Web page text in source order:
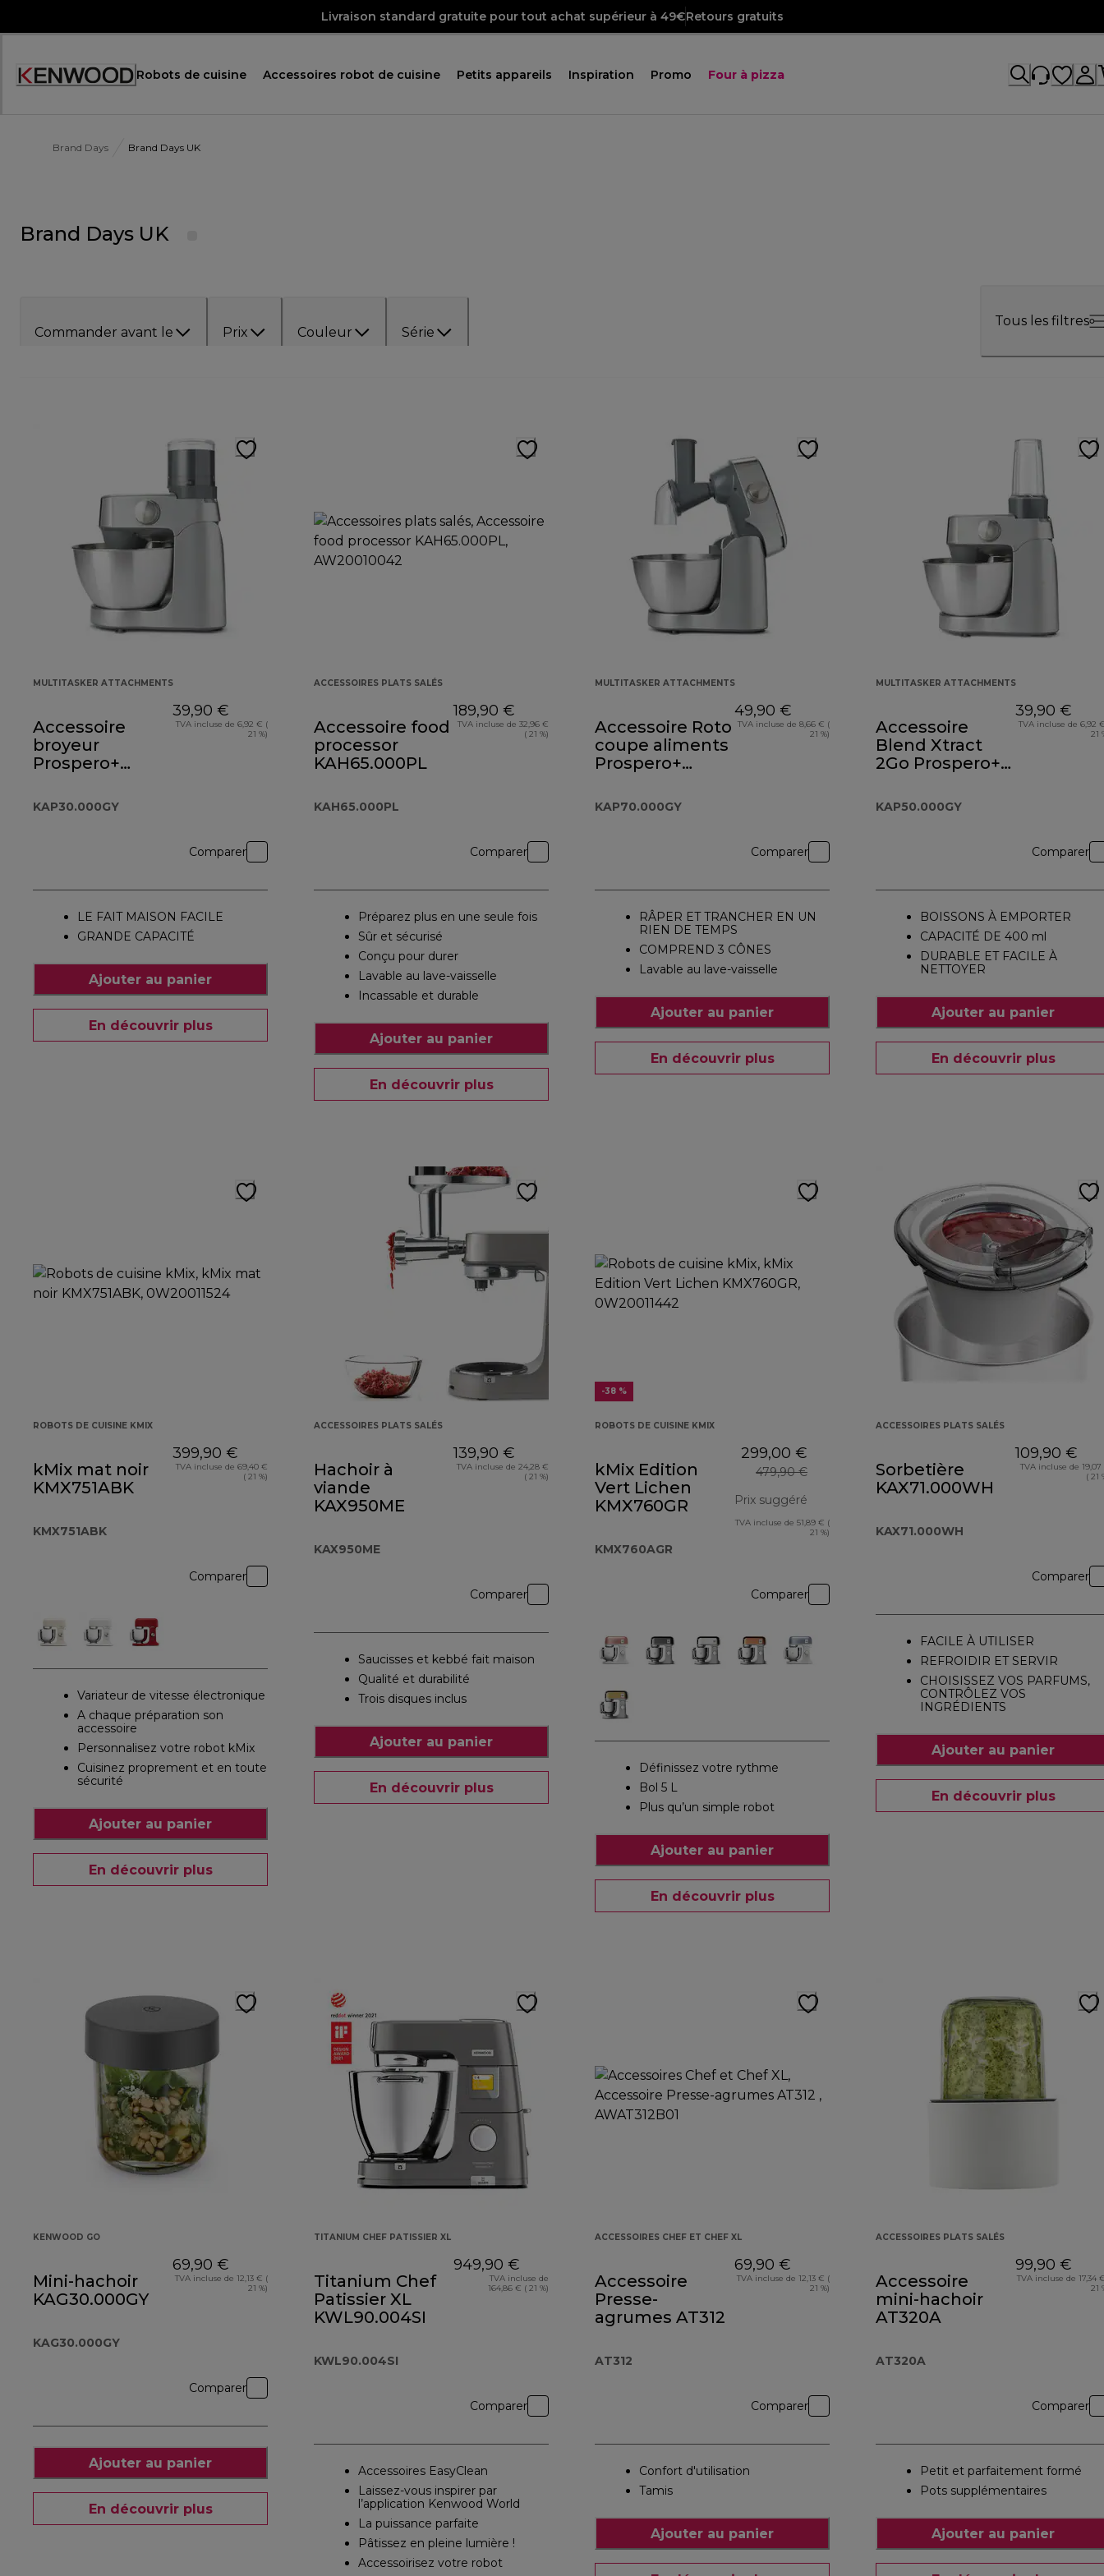
Livraison standard gratuite pour tout achat supérieur à 49€Retours gratuits
Accessibility
Robots de cuisine Accessoires robot de cuisine Petits appareils Inspiration Promo Four à pizza
Brand Days Brand Days UK
Brand Days UK
Commander avant le Prix Couleur Série
Tous les filtres
MULTITASKER ATTACHMENTS
Accessoire
broyeur
Prospero+
KAP30.000GY
39,90 €
TVA incluse de 6,92 € (
21 %)
Comparer
LE FAIT MAISON FACILE
GRANDE CAPACITÉ
Ajouter au panier
En découvrir plus
ACCESSOIRES PLATS SALÉS
Accessoire food
processor
KAH65.000PL
KAH65.000PL
189,90 €
TVA incluse de 32,96 €
( 21 %)
Comparer
Préparez plus en une seule fois
Sûr et sécurisé
Conçu pour durer
Lavable au lave-vaisselle
Incassable et durable
Ajouter au panier
En découvrir plus
MULTITASKER ATTACHMENTS
Accessoire Roto
coupe aliments
Prospero+
KAP70.000GY
49,90 €
TVA incluse de 8,66 € (
21 %)
Comparer
RÂPER ET TRANCHER EN UN
RIEN DE TEMPS
COMPREND 3 CÔNES
Lavable au lave-vaisselle
Ajouter au panier
En découvrir plus
MULTITASKER ATTACHMENTS
Accessoire
Blend Xtract
2Go Prospero+
KAP50.000GY
39,90 €
TVA incluse de 6,92
21
Comparer
BOISSONS À EMPORTER
CAPACITÉ DE 400 ml
DURABLE ET FACILE À
NETTOYER
Ajouter au panier
En découvrir plus
ROBOTS DE CUISINE KMIX
kMix mat noir
KMX751ABK
KMX751ABK
399,90 €
TVA incluse de 69,40 €
( 21 %)
Comparer
Variateur de vitesse électronique
A chaque préparation son
accessoire
Personnalisez votre robot kMix
Cuisinez proprement et en toute
sécurité
Ajouter au panier
En découvrir plus
ACCESSOIRES PLATS SALÉS
Hachoir à
viande
KAX950ME
KAX950ME
139,90 €
TVA incluse de 24,28 €
( 21 %)
Comparer
Saucisses et kebbé fait maison
Qualité et durabilité
Trois disques inclus
Ajouter au panier
En découvrir plus
-38 %
ROBOTS DE CUISINE KMIX
kMix Edition
Vert Lichen
KMX760GR
KMX760AGR
299,00 €
479,90 €
Prix suggéré
prix original 479,90 €
TVA incluse de 51,89 € (
21 %)
Comparer
Définissez votre rythme
Bol 5 L
Plus qu’un simple robot
Ajouter au panier
En découvrir plus
ACCESSOIRES PLATS SALÉS
Sorbetière
KAX71.000WH
KAX71.000WH
109,90 €
TVA incluse de
( 21
Comparer
FACILE À UTILISER
REFROIDIR ET SERVIR
CHOISISSEZ VOS PARFUMS,
CONTRÔLEZ VOS
INGRÉDIENTS
Ajouter au panier
En découvrir plus
KENWOOD GO
Mini-hachoir
KAG30.000GY
KAG30.000GY
69,90 €
TVA incluse de 12,13 € (
21 %)
Comparer
Ajouter au panier
En découvrir plus
TITANIUM CHEF PATISSIER XL
Titanium Chef
Patissier XL
KWL90.004SI
KWL90.004SI
949,90 €
TVA incluse de
164,86 € ( 21 %)
Comparer
Accessoires EasyClean
Laissez-vous inspirer par
l’application Kenwood World
La puissance parfaite
Pâtissez en pleine lumière !
Accessoirisez votre robot
ACCESSOIRES CHEF ET CHEF XL
Accessoire
Presse-
agrumes AT312
AT312
69,90 €
TVA incluse de 12,13 € (
21 %)
Comparer
Confort d'utilisation
Tamis
Ajouter au panier
ACCESSOIRES PLATS SALÉS
Accessoire
mini-hachoir
AT320A
AT320A
99,90 €
TVA incluse de 17,34
21
Comparer
Petit et parfaitement formé
Pots supplémentaires
Ajouter au panier